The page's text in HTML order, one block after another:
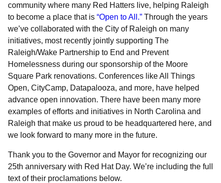
community where many Red Hatters live, helping Raleigh
to become a place that is “Open to All.” Through the years
we’ve collaborated with the City of Raleigh on many
initiatives, most recently jointly supporting The
Raleigh/Wake Partnership to End and Prevent
Homelessness during our sponsorship of the Moore
Square Park renovations. Conferences like All Things
Open, CityCamp, Datapalooza, and more, have helped
advance open innovation. There have been many more
examples of efforts and initiatives in North Carolina and
Raleigh that make us proud to be headquartered here, and
we look forward to many more in the future.
Thank you to the Governor and Mayor for recognizing our
25th anniversary with Red Hat Day. We’re including the full
text of their proclamations below.